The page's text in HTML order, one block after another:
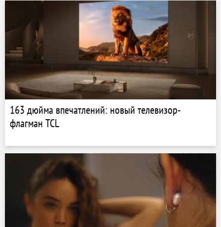
163 дюйма впечатлений: новый телевизор-
флагман TCL